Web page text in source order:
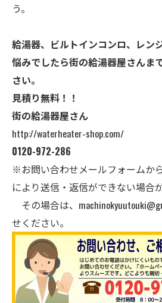
う。
給湯器、ビルトインコンロ、レン
悩みでしたら街の給湯器屋さんま
さい。
見積り無料！！
街の給湯器屋さん
http://waterheater-shop.com/
0120-972-286
※お問い合わせメールフォームか
により送信・返信ができない場合
その場合は、
せください。